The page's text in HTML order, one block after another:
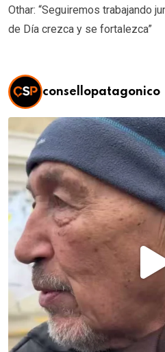
Othar: “Seguiremos trabajando
de Día crezca y se fortalezca”
consellopatagonico